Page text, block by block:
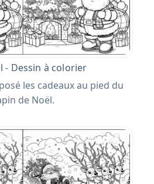
- Dessin à colorier
les cadeaux au pied du
de Noël.